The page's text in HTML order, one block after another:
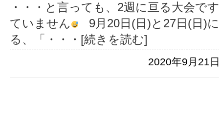
・・・と言っても、2週に亘る大会で
ていません
9月20日(日)と27日(日)
る、「
・・・[続きを読む]
2020年9月21